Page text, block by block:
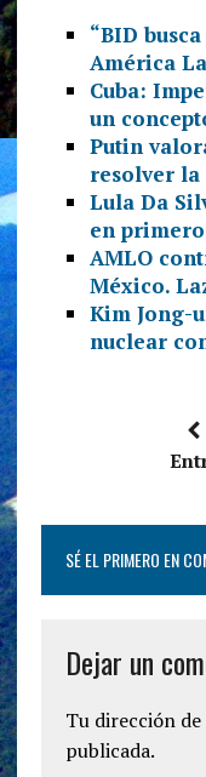
“BID
América
Cuba:
un
Putin
resolver
Lula Da
en
AMLO
México.
Kim Jong-
nuclear
SÉ EL PRIMERO EN
Dejar un
Tu dirección
publicada.